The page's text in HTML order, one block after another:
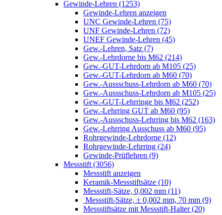
Gewinde-Lehren (1253)
Gewinde-Lehren anzeigen
UNC Gewinde-Lehren (75)
UNF Gewinde-Lehren (72)
UNEF Gewinde-Lehren (45)
Gew.-Lehren, Satz (7)
Gew.-Lehrdorne bis M62 (214)
Gew.-GUT-Lehrdorn ab M105 (25)
Gew.-GUT-Lehrdorn ab M60 (70)
Gew.-Aussschuss-Lehrdorn ab M60 (70)
Gew.-Aussschuss-Lehrdorn ab M105 (25)
Gew.-GUT-Lehrringe bis M62 (252)
Gew.-Lehrring GUT ab M60 (95)
Gew.-Aussschuss-Lehrring bis M62 (163)
Gew.-Lehrring Ausschuss ab M60 (95)
Rohrgewinde-Lehrdorne (12)
Rohrgewinde-Lehrring (24)
Gewinde-Prüflehren (9)
Messstift (3056)
Messstift anzeigen
Keramik-Messstiftsätze (10)
Messstift-Sätze, 0,002 mm (11)
Messstift-Sätze, ± 0,002 mm, 70 mm (9)
Messstiftsätze mit Messstift-Halter (20)